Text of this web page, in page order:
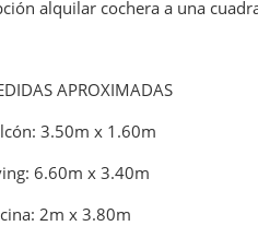
alquilar cochera a una
APROXIMADAS
3.50m x 1.60m
6.60m x 3.40m
2m x 3.80m